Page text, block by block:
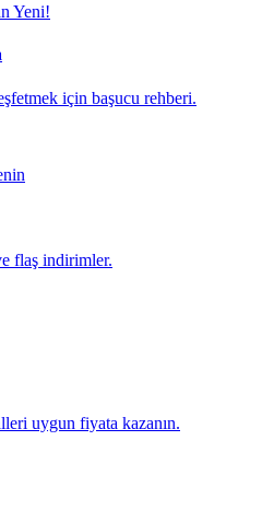
Yeni!
için başucu rehberi.
flaş indirimler.
uygun fiyata kazanın.